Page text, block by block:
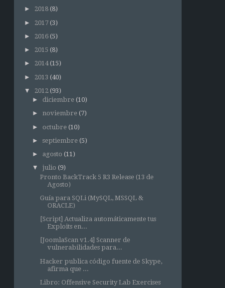
► 2018 (8)
► 2017 (3)
► 2016 (5)
► 2015 (8)
► 2014 (15)
► 2013 (40)
▼
2012 (93)
► diciembre (10)
► noviembre (7)
► octubre (10)
► septiembre (5)
► agosto (11)
▼
julio (9)
Pronto BackTrack 5 R3 Release (13 de
Agosto)
Guía para SQLi (MySQL, MSSQL &
ORACLE)
[Script] Actualiza automáticamente tus
Exploits en...
[JoomlaScan v1.4] Scanner de
vulnerabilidades para...
Hacker publica código fuente de Skype,
afirma que ...
Libro: Offensive Security Lab Exercises